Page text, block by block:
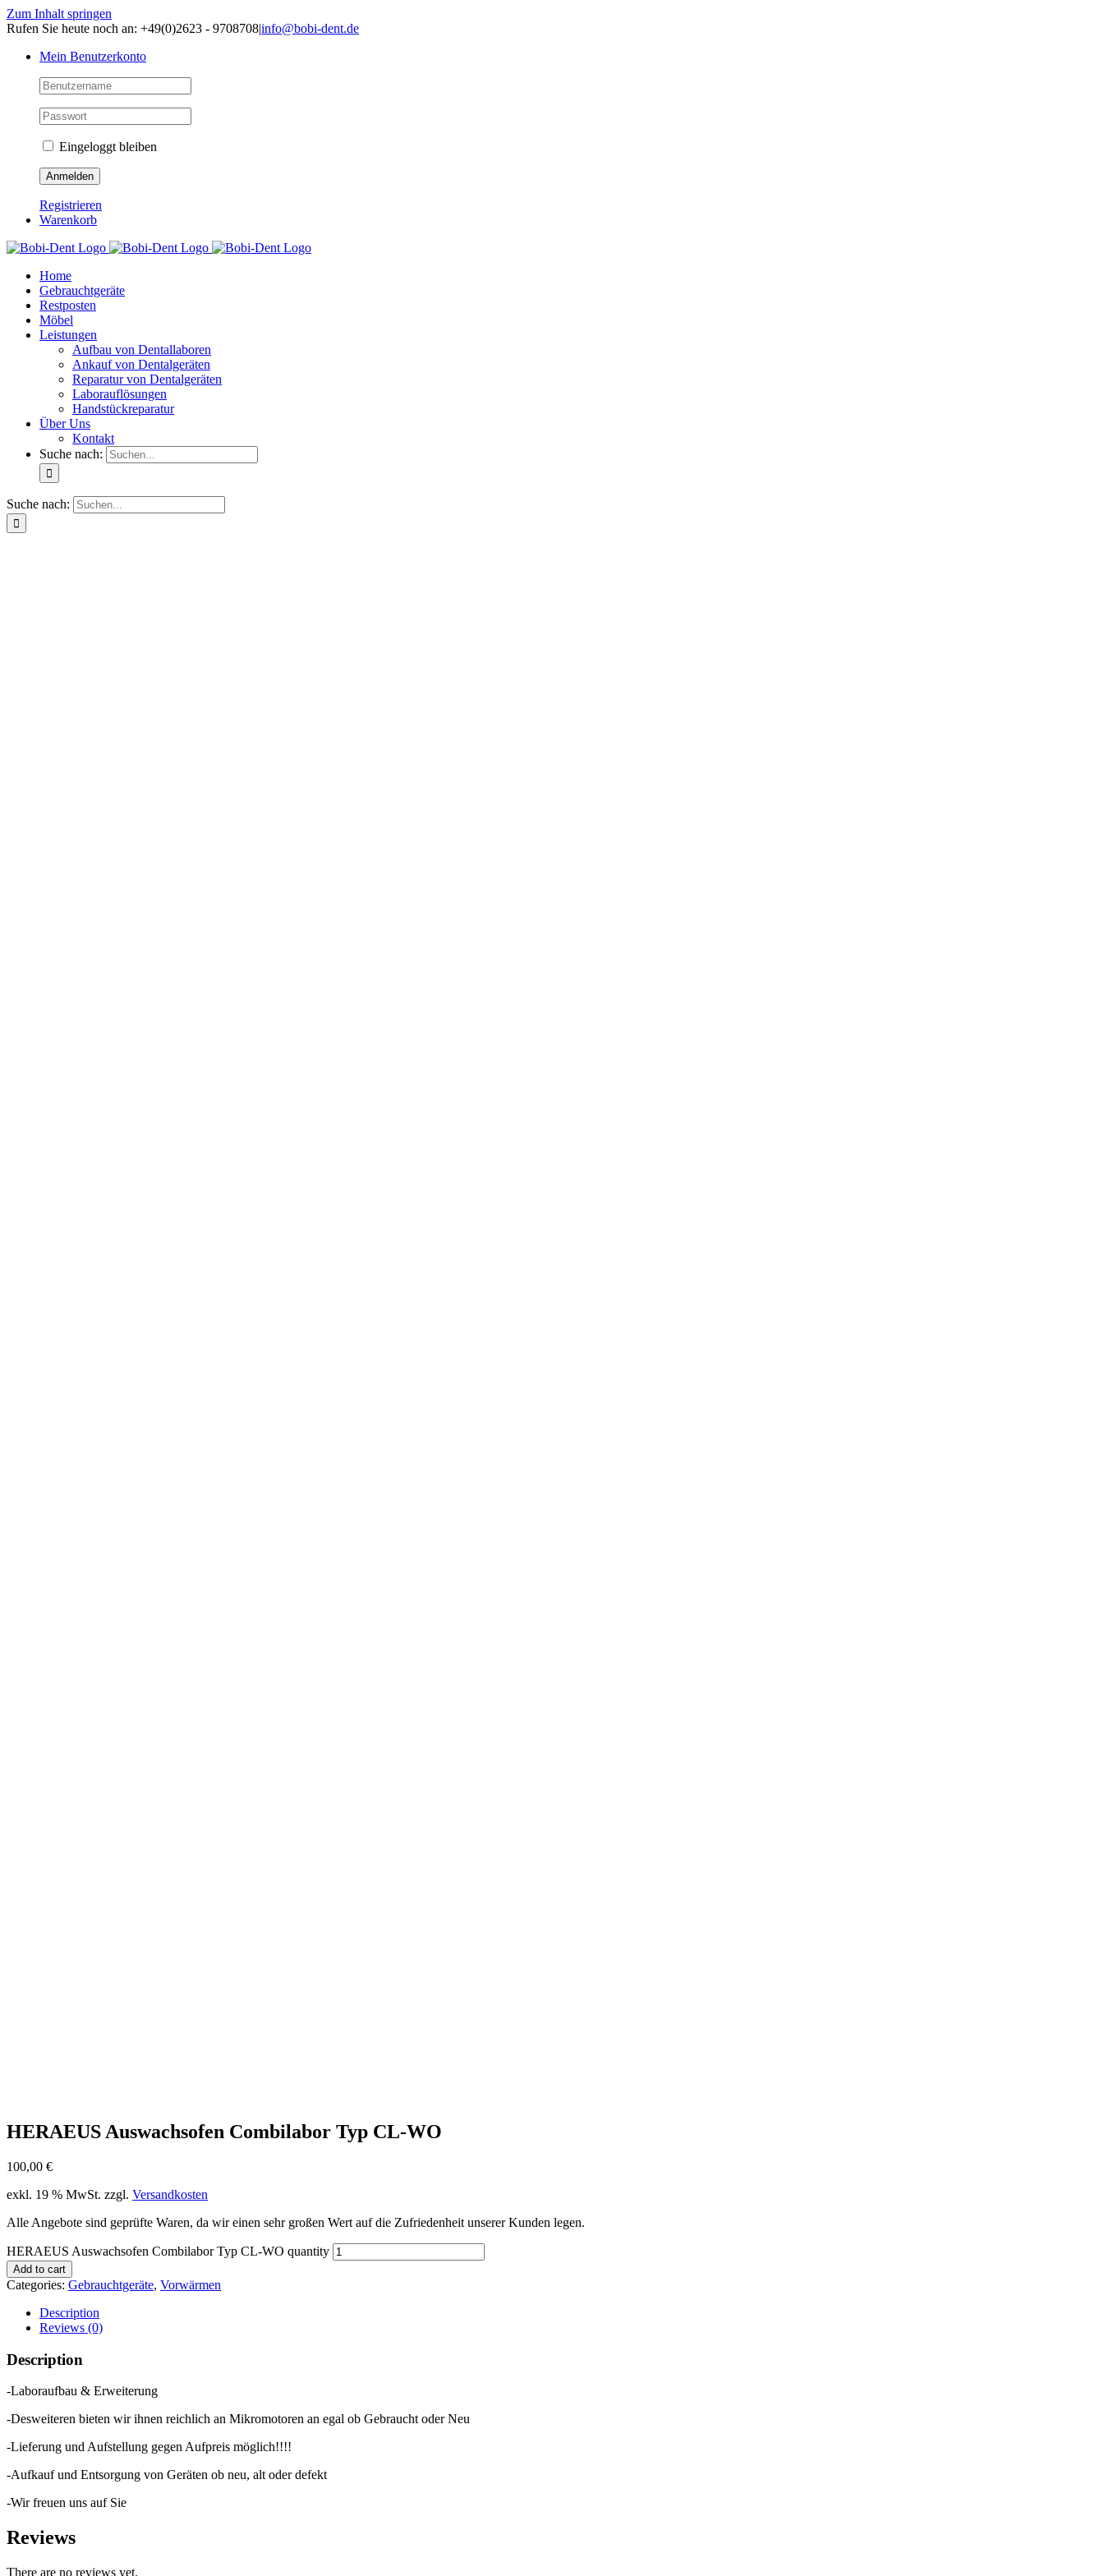
Zum Inhalt springen
Rufen Sie heute noch an: +49(0)2623 - 9708708|info@bobi-dent.de
Mein Benutzerkonto
Eingeloggt bleiben
Registrieren
Warenkorb
Home
Gebrauchtgeräte
Restposten
Möbel
Leistungen
Aufbau von Dentallaboren
Ankauf von Dentalgeräten
Reparatur von Dentalgeräten
Laborauflösungen
Handstückreparatur
Über Uns
Kontakt
Suche nach:
Suche nach:
HERAEUS Auswachsofen Combilabor Typ CL-WO
100,00 €
exkl. 19 % MwSt. zzgl. Versandkosten
Alle Angebote sind geprüfte Waren, da wir einen sehr großen Wert auf die Zufriedenheit unserer Kunden legen.
HERAEUS Auswachsofen Combilabor Typ CL-WO quantity
Add to cart
Categories: Gebrauchtgeräte, Vorwärmen
Description
Reviews (0)
Description
-Laboraufbau & Erweiterung
-Desweiteren bieten wir ihnen reichlich an Mikromotoren an egal ob Gebraucht oder Neu
-Lieferung und Aufstellung gegen Aufpreis möglich!!!!
-Aufkauf und Entsorgung von Geräten ob neu, alt oder defekt
-Wir freuen uns auf Sie
Reviews
There are no reviews yet.